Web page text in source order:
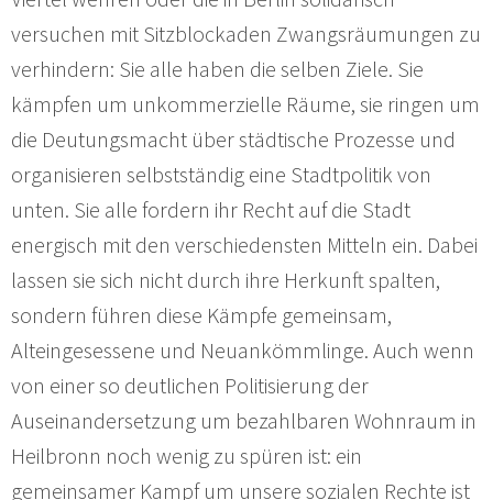
versuchen mit Sitzblockaden Zwangsräumungen zu
verhindern: Sie alle haben die selben Ziele. Sie
kämpfen um unkommerzielle Räume, sie ringen um
die Deutungsmacht über städtische Prozesse und
organisieren selbstständig eine Stadtpolitik von
unten. Sie alle fordern ihr Recht auf die Stadt
energisch mit den verschiedensten Mitteln ein. Dabei
lassen sie sich nicht durch ihre Herkunft spalten,
sondern führen diese Kämpfe gemeinsam,
Alteingesessene und Neuankömmlinge. Auch wenn
von einer so deutlichen Politisierung der
Auseinandersetzung um bezahlbaren Wohnraum in
Heilbronn noch wenig zu spüren ist: ein
gemeinsamer Kampf um unsere sozialen Rechte ist